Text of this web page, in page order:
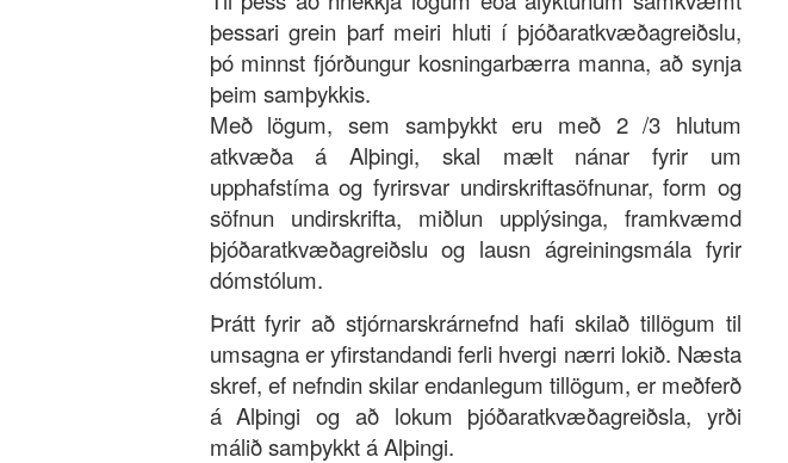
þessari grein þarf meiri hluti í þjóðaratkvæðagreiðslu,
þó minnst fjórðungur kosningarbærra manna, að synja
þeim samþykkis.
Með lögum, sem samþykkt eru með 2 /3 hlutum
atkvæða á Alþingi, skal mælt nánar fyrir um
upphafstíma og fyrirsvar undirskriftasöfnunar, form og
söfnun undirskrifta, miðlun upplýsinga, framkvæmd
þjóðaratkvæðagreiðslu og lausn ágreiningsmála fyrir
dómstólum.
Þrátt fyrir að stjórnarskrárnefnd hafi skilað tillögum til
umsagna er yfirstandandi ferli hvergi nærri lokið. Næsta
skref, ef nefndin skilar endanlegum tillögum, er meðferð
á Alþingi og að lokum þjóðaratkvæðagreiðsla, yrði
málið samþykkt á Alþingi.